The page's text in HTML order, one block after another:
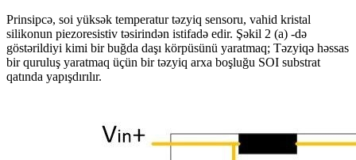
Prinsipcə, soi yüksək temperatur təzyiq sensoru, vahid kristal
silikonun piezoresistiv təsirindən istifadə edir. Şəkil 2 (a) -də
göstərildiyi kimi bir buğda daşı körpüsünü yaratmaq; Təzyiqə həssas
bir quruluş yaratmaq üçün bir təzyiq arxa boşluğu SOI substrat
qatında yapışdırılır.